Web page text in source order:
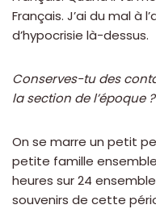
Français. J’ai du mal à
d’hypocrisie là-dessus.
Conserves-tu des
la section de l’époque ?
On se marre un petit
petite famille
heures sur 24
souvenirs de cette